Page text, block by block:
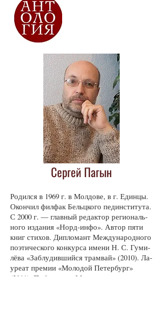
Сергей Пагын
Ро­дил­ся в 1969 г. в Мол­до­ве, в г. Един­цы.
Окон­чил фил­фак Бельц­ко­го пед­ин­сти­ту­та.
С 2000 г. — глав­ный ре­дак­тор ре­гио­наль­
но­го из­да­ния «Норд-ин­фо». Ав­тор пя­ти
книг сти­хов. Дип­ло­мант Меж­ду­на­род­но­го
по­э­ти­чес­ко­го кон­кур­са име­ни Н. С. Гу­ми­
лёва «За­блу­див­ший­ся трам­вай» (2010). Ла­
у­ре­ат пре­мии «Мо­ло­дой Пе­тер­бург»
(2011). По­бе­ди­тель Меж­ду­на­род­но­го по­э­